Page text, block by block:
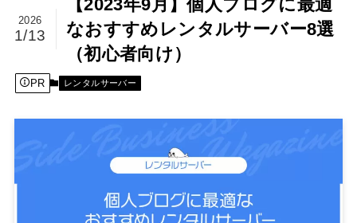
【2023年9月】個人ブログに最適
なおすすめレンタルサーバー8選
（初心者向け）
2026
1/13
PR レンタルサーバー